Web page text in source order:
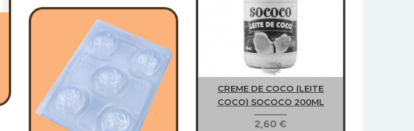
CREME DE COCO (LEITE
COCO) SOCOCO 200ML
2,60 €